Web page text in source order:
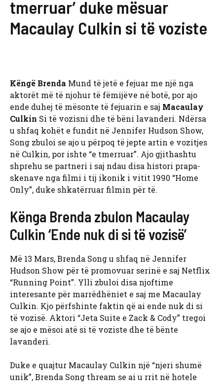
tmerruar’ duke mësuar
Macaulay Culkin si të voziste
Këngë Brenda Mund të jetë e fejuar me një nga
aktorët më të njohur të fëmijëve në botë, por ajo
ende duhej të mësonte të fejuarin e saj Macaulay
Culkin Si të vozisni dhe të bëni lavanderi. Ndërsa
u shfaq kohët e fundit në Jennifer Hudson Show,
Song zbuloi se ajo u përpoq të jepte artin e vozitjes
në Culkin, por ishte “e tmerruar”. Ajo gjithashtu
shprehu se partneri i saj ndau disa histori prapa-
skenave nga filmi i tij ikonik i vitit 1990 “Home
Only”, duke shkatërruar filmin për të.
Kënga Brenda zbulon Macaulay
Culkin ‘Ende nuk di si të vozisë’
Më 13 Mars, Brenda Song u shfaq në Jennifer
Hudson Show për të promovuar serinë e saj Netflix
“Running Point”. Ylli zbuloi disa njoftime
interesante për marrëdhëniet e saj me Macaulay
Culkin. Kjo përfshinte faktin që ai ende nuk di si
të vozisë. Aktori “Jeta Suite e Zack & Cody” tregoi
se ajo e mësoi atë si të voziste dhe të bënte
lavanderi.
Duke e quajtur Macaulay Culkin një “njeri shumë
unik”, Brenda Song thream se ai u rrit në hotele